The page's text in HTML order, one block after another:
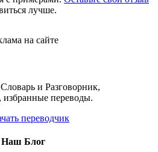
лучше.
на сайте
и Разговорник,
избранные переводы.
Наш Блог